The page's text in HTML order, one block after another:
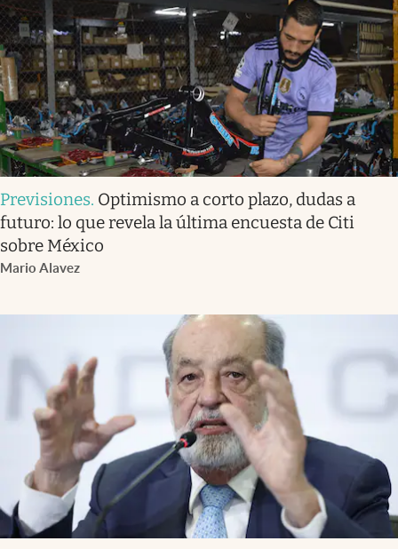
Previsiones. Optimismo a corto plazo, dudas a
futuro: lo que revela la última encuesta de Citi
sobre México
Mario Alavez